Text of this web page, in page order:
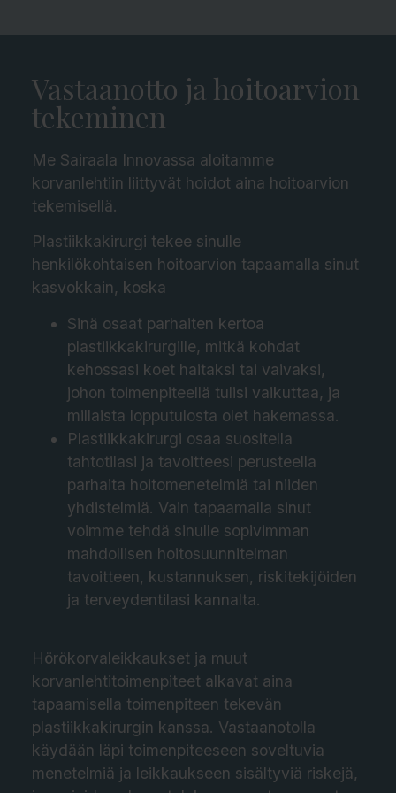
Vastaanotto ja hoitoarvion
tekeminen
Me Sairaala Innovassa aloitamme
korvanlehtiin liittyvät hoidot aina hoitoarvion
tekemisellä.
Plastiikkakirurgi tekee sinulle
henkilökohtaisen hoitoarvion tapaamalla sinut
kasvokkain, koska
Sinä osaat parhaiten kertoa
plastiikkakirurgille, mitkä kohdat
kehossasi koet haitaksi tai vaivaksi,
johon toimenpiteellä tulisi vaikuttaa, ja
millaista lopputulosta olet hakemassa.
Plastiikkakirurgi osaa suositella
tahtotilasi ja tavoitteesi perusteella
parhaita hoitomenetelmiä tai niiden
yhdistelmiä. Vain tapaamalla sinut
voimme tehdä sinulle sopivimman
mahdollisen hoitosuunnitelman
tavoitteen, kustannuksen, riskitekijöiden
ja terveydentilasi kannalta.
Hörökorvaleikkaukset ja muut
korvanlehtitoimenpiteet alkavat aina
tapaamisella toimenpiteen tekevän
plastiikkakirurgin kanssa. Vastaanotolla
käydään läpi toimenpiteeseen soveltuvia
menetelmiä ja leikkaukseen sisältyviä riskejä,